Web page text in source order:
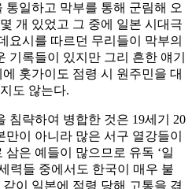
통일하고 막부를 통해 군림해 오
개 있었고 그 중에 일본 시대극
요시를 따르던 무리들이 막부의
기록들이 있지만 그리 흔한 얘기
홋가이도 점령 시 원주민을 대
도 않는다.
침략하여 병합한 것은 19세기 20
이 아니라 많은 서구 열강들이
은 예들이 많으므로 유독 ‘일
력들 중에서도 한국이 매우 불
이 일본에 점령 당해 고통을 겪